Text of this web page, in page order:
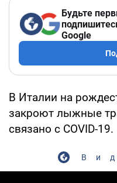
Будьте
Google
В Италии на
закроют лыжные
связано с COVID-19.